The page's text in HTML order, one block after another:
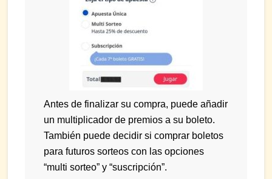
Antes de finalizar su compra, puede añadir
un multiplicador de premios a su boleto.
También puede decidir si comprar boletos
para futuros sorteos con las opciones
“multi sorteo” y “suscripción”.